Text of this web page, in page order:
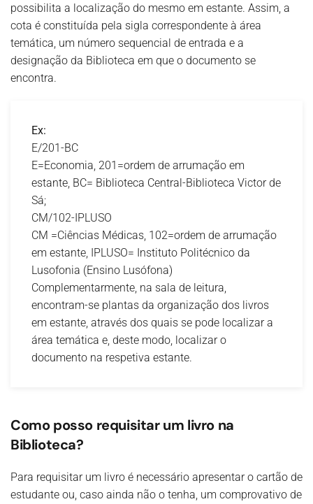
possibilita a localização do mesmo em estante. Assim, a
cota é constituída pela sigla correspondente à área
temática, um número sequencial de entrada e a
designação da Biblioteca em que o documento se
encontra.
Ex:
E/201-BC
E=Economia, 201=ordem de arrumação em
estante, BC= Biblioteca Central-Biblioteca Victor de
Sá;
CM/102-IPLUSO
CM =Ciências Médicas, 102=ordem de arrumação
em estante, IPLUSO= Instituto Politécnico da
Lusofonia (Ensino Lusófona)
Complementarmente, na sala de leitura,
encontram-se plantas da organização dos livros
em estante, através dos quais se pode localizar a
área temática e, deste modo, localizar o
documento na respetiva estante.
Como posso requisitar um livro na
Biblioteca?
Para requisitar um livro é necessário apresentar o cartão de
estudante ou, caso ainda não o tenha, um comprovativo de